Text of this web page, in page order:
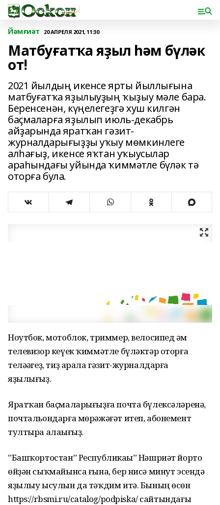
Йәмғиәт 20 АПРЕЛЯ 2021, 11:30
Матбуғатҡа яҙыл һәм бүләк
от!
2021 йылдың икенсе ярты йыллығына
матбуғатҡа яҙылыуҙың ҡыҙыу мәле бара.
Беренсенән, күңелегеҙгә хуш килгән
баҫмаларға яҙылып июль-декабрь
айҙарында яратҡан гәзит-
журналдарығыҙҙы уҡыу мөмкинлеге
алһағыҙ, икенсе яҡтан уҡыусылар
араһындағы уйында ҡиммәтле бүләк тә
оторға була.
Ноутбок, мотоблок, триммер, велосипед һәм
телевизор кеүек ҡиммәтле бүләктәр оторға
теләһәгеҙ, тиҙ арала гәзит-журналдарға
яҙылығыҙ.
Яратҡан баҫмаларығыҙға почта бүлексәләренә,
почтальондарға мөрәжәғәт итеп, абонемент
тултыра алаһығыҙ.
”Башҡортостан” Республикаһы” Нәшриәт йорто
өйҙән сыҡмайынса ғына, бер нисә минут эсендә
яҙылыу ысулын да тәҡдим итә. Бының өсөн
https://rbsmi.ru/catalog/podpiska/ сайтындағы